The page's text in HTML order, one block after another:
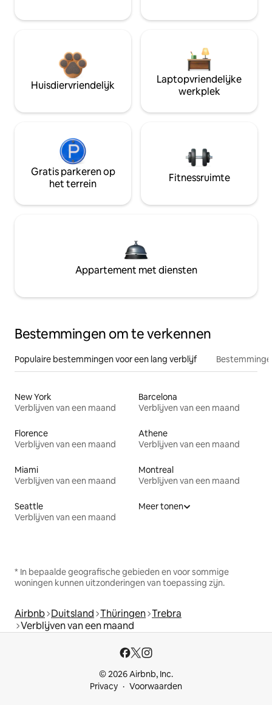
Huisdiervriendelijk
Laptopvriendelijke
werkplek
Gratis parkeren op
het terrein
Fitnessruimte
Appartement met diensten
Bestemmingen om te verkennen
Populaire bestemmingen voor een lang verblijf
New York
Verblijven van een maand
Barcelona
Verblijven van een maand
Florence
Verblijven van een maand
Athene
Verblijven van een maand
Miami
Verblijven van een maand
Montreal
Verblijven van een maand
Seattle
Verblijven van een maand
Meer tonen
* In bepaalde geografische gebieden en voor sommige
woningen kunnen uitzonderingen van toepassing zijn.
Airbnb Duitsland Thüringen Trebra
Verblijven van een maand
© 2026 Airbnb, Inc.
Privacy
Voorwaarden